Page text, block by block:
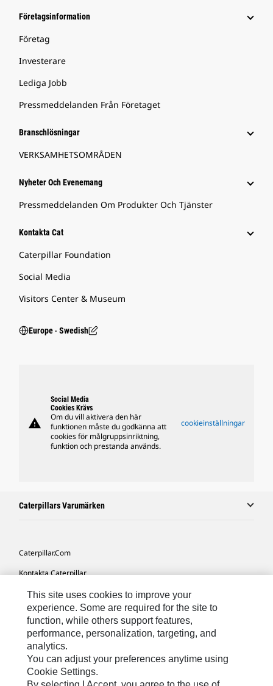
Företagsinformation
Företag
Investerare
Lediga Jobb
Pressmeddelanden Från Företaget
Branschlösningar
VERKSAMHETSOMRÅDEN
Nyheter Och Evenemang
Pressmeddelanden Om Produkter Och Tjänster
Kontakta Cat
Caterpillar Foundation
Social Media
Visitors Center & Museum
Europe ‧ Swedish
warning
Social Media
Cookies Krävs
Om du vill aktivera den här
funktionen måste du godkänna att
cookies för målgruppsinriktning,
funktion och prestanda används.
cookieinställningar
Caterpillars Varumärken
Caterpillar.com
Kontakta Caterpillar
Mina Marknadsföringspreferenser
Platskarta
Cookie Settings
Juridiskt
Sekretess
This site uses cookies to improve your
experience. Some are required for the site to
function, while others support features,
performance, personalization, targeting, and
analytics.
You can adjust your preferences anytime using
Cookie Settings.